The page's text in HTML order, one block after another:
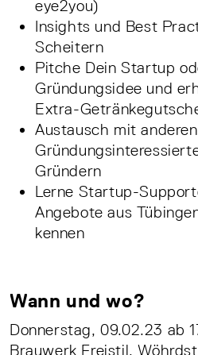
eye2you)
Insights und Best
Scheitern
Pitche Dein Startup
Gründungsidee und
Extra-
Austausch mit anderen
Gründern
Lerne Startup-
Angebote aus
kennen
Wann und wo?
Donnerstag, 09.02.23 ab
Brauwerk Freistil,